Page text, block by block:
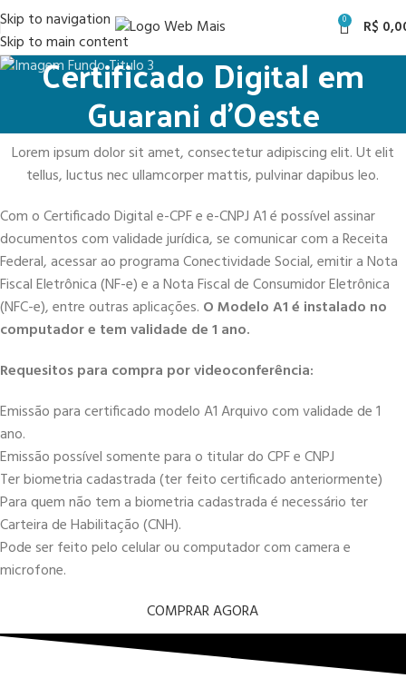
Skip to navigation
Skip to main content
0 R$
Certificado Digital em
Guarani d’Oeste
Lorem ipsum dolor sit amet, consectetur adipiscing elit. Ut elit
tellus, luctus nec ullamcorper mattis, pulvinar dapibus leo.
Com o Certificado Digital e-CPF e e-CNPJ A1 é possível assinar
documentos com validade jurídica, se comunicar com a Receita
Federal, acessar ao programa Conectividade Social, emitir a Nota
Fiscal Eletrônica (NF-e) e a Nota Fiscal de Consumidor Eletrônica
(NFC-e), entre outras aplicações. O Modelo A1 é instalado no
computador e tem validade de 1 ano.
Requesitos para compra por videoconferência:
Emissão para certificado modelo A1 Arquivo com validade de 1
ano.
Emissão possível somente para o titular do CPF e CNPJ
Ter biometria cadastrada (ter feito certificado anteriormente)
Para quem não tem a biometria cadastrada é necessário ter
Carteira de Habilitação (CNH).
Pode ser feito pelo celular ou computador com camera e
microfone.
COMPRAR AGORA